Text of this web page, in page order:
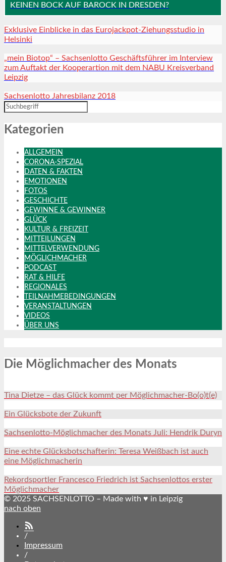
KEINEN BOCK AUF BAROCK IN DRESDEN?
Exklusive Einblicke in das Eurojackpot-Ziehungsstudio in
Helsinki
„mein Biotop“ – Sachsenlotto Geschäftsführer im Interview
zum Auftakt der Kooperartion mit dem NABU Kreisverband
Leipzig
Sachsenlotto Jahresbilanz 2018
Kategorien
ALLGEMEIN
CORONA-SPEZIAL
DATEN & FAKTEN
EMOTIONEN
FOTOS
GESCHICHTE
GEWINNE & GEWINNER
GLÜCK
KULTUR & FREIZEIT
MITTEILUNGEN
MITTELVERWENDUNG
MÖGLICHMACHER
PODCAST
RAT & HILFE
REGIONALES
TEILNAHMEBEDINGUNGEN
VERANSTALTUNGEN
VIDEOS
ÜBER UNS
Die Möglichmacher des Monats
Tina Dietze – das Glück kommt per Möglichmacher-Bo(o)t(e)
Ein Glücksbote der Zukunft
Sachsenlotto-Möglichmacher des Monats Juli: Hendrik Duryn
Eine echte Glücksbotschafterin: Teresa Weißbach ist auch
eine Möglichmacherin
Rekordsportler Francesco Friedrich ist Sachsenlottos erster
Möglichmacher
© 2025 SACHSENLOTTO – Made with ♥ in Leipzig
nach oben
/
Impressum
/